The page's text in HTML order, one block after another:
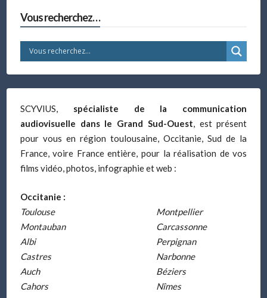
Vous recherchez…
SCYVIUS, spécialiste de la communication
audiovisuelle dans le Grand Sud-Ouest, est présent
pour vous en région toulousaine, Occitanie, Sud de la
France, voire France entière, pour la réalisation de vos
films vidéo, photos, infographie et web :
Occitanie :
Toulouse
Montauban
Albi
Castres
Auch
Cahors
Montpellier
Carcassonne
Perpignan
Narbonne
Béziers
Nîmes